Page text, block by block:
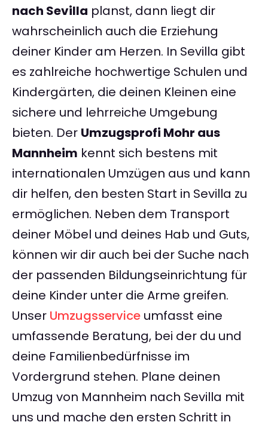
nach Sevilla planst, dann liegt dir
wahrscheinlich auch die Erziehung
deiner Kinder am Herzen. In Sevilla gibt
es zahlreiche hochwertige Schulen und
Kindergärten, die deinen Kleinen eine
sichere und lehrreiche Umgebung
bieten. Der Umzugsprofi Mohr aus
Mannheim kennt sich bestens mit
internationalen Umzügen aus und kann
dir helfen, den besten Start in Sevilla zu
ermöglichen. Neben dem Transport
deiner Möbel und deines Hab und Guts,
können wir dir auch bei der Suche nach
der passenden Bildungseinrichtung für
deine Kinder unter die Arme greifen.
Unser Umzugsservice umfasst eine
umfassende Beratung, bei der du und
deine Familienbedürfnisse im
Vordergrund stehen. Plane deinen
Umzug von Mannheim nach Sevilla mit
uns und mache den ersten Schritt in